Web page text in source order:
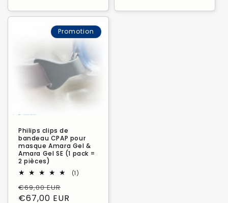
Promotion
Philips clips de
bandeau CPAP pour
masque Amara Gel &
Amara Gel SE (1 pack =
2 pièces)
(1)
Prix
habituel
€69,00 EUR
promotionnel
€67,00 EUR